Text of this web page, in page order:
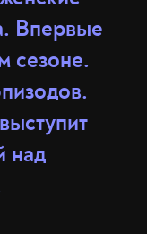
Впервые
сезоне.
над